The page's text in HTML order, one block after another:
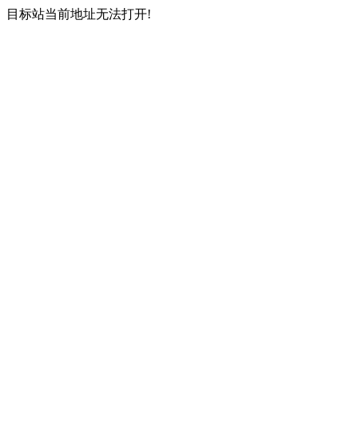
目标站当前地址无法打开!